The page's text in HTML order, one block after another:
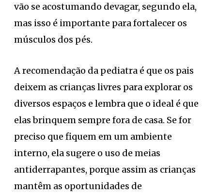
vão se acostumando devagar, segundo ela,
mas isso é importante para fortalecer os
músculos dos pés.
A recomendação da pediatra é que os pais
deixem as crianças livres para explorar os
diversos espaços e lembra que o ideal é que
elas brinquem sempre fora de casa. Se for
preciso que fiquem em um ambiente
interno, ela sugere o uso de meias
antiderrapantes, porque assim as crianças
mantêm as oportunidades de